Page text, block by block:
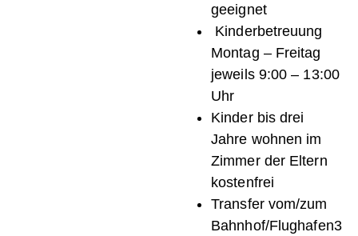
geeignet
Kinderbetreuung
Montag – Freitag
jeweils 9:00 – 13:00
Uhr
Kinder bis drei
Jahre wohnen im
Zimmer der Eltern
kostenfrei
Transfer vom/zum
Bahnhof/Flughafen3